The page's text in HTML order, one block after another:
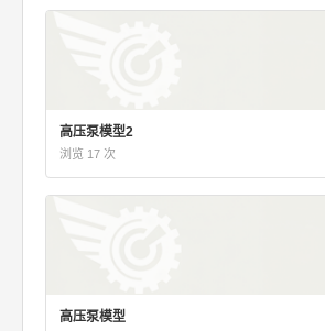
高压泵模型2
浏览 17 次
高压泵模型